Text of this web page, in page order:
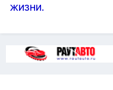
жизни.